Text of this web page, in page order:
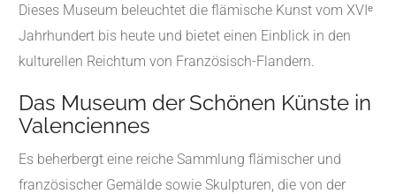
Dieses Museum beleuchtet die flämische Kunst vom XVIᵉ
Jahrhundert bis heute und bietet einen Einblick in den
kulturellen Reichtum von Französisch-Flandern.
Das Museum der Schönen Künste in
Valenciennes
Es beherbergt eine reiche Sammlung flämischer und
französischer Gemälde sowie Skulpturen, die von der